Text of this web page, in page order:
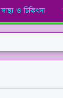
স্বাস্থ্য ও চিকিৎসা